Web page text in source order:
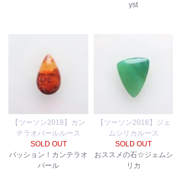
yst
【ツーソン2018】カン
テラオパールルース
SOLD OUT
パッション！カンテラオ
パール
【ツーソン2016】ジェ
ムシリカルース
SOLD OUT
おススメの石☆ジェムシ
リカ